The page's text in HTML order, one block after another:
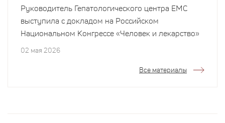
Руководитель Гепатологического центра EMC
выступила с докладом на Российском
Национальном Конгрессе «Человек и лекарство»
02 мая 2026
Все материалы